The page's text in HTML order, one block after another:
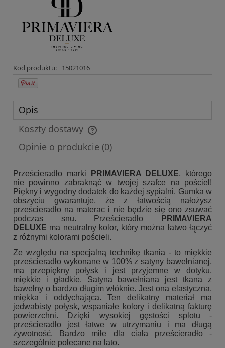
Kod produktu: 15021016
Opis
Koszty dostawy
Cena nie zawiera ewentualnych kosztów płatności
Opinie o produkcie (0)
Prześcieradło marki PRIMAVIERA DELUXE, którego
nie powinno zabraknąć w twojej szafce na pościel!
Piękny i wygodny dodatek do każdej sypialni. Gumka w
obszyciu gwarantuje, że z łatwością nałożysz
prześcieradło na materac i nie będzie się ono zsuwać
podczas snu. Prześcieradło
PRIMAVIERA
DELUXE ma neutralny kolor, który można łatwo łączyć
z różnymi kolorami pościeli.
Ze względu na specjalną technikę tkania - to miękkie
prześcieradło wykonane w 100% z satyny bawełnianej,
ma przepiękny połysk i jest przyjemne w dotyku,
miękkie i gładkie. Satyna bawełniana jest tkana z
bawełny o bardzo długim włóknie. Jest ona elastyczna,
miękka i oddychająca. Ten delikatny materiał ma
jedwabisty połysk, wspaniałe kolory i delikatną fakturę
powierzchni. Dzięki wysokiej gęstości splotu -
prześcieradło jest łatwe w utrzymaniu i ma długą
żywotność. Bardzo miłe dla ciała prześcieradło -
szczególnie polecane na lato.